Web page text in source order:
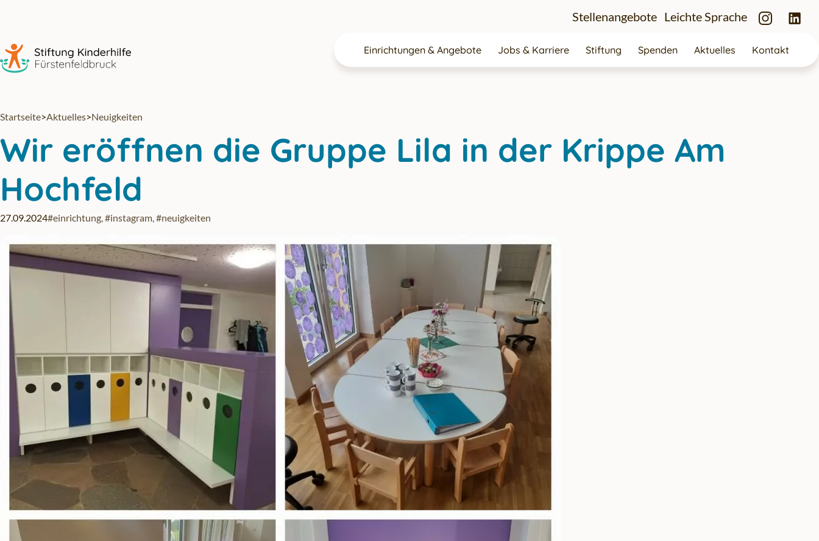
Stellenangebote Leichte Sprache
Einrichtungen & Angebote Jobs & Karriere Stiftung Spenden Aktuelles Kontakt
Startseite>Aktuelles>Neuigkeiten
Wir eröffnen die Gruppe Lila in der Krippe Am
Hochfeld
27.09.2024#einrichtung,#instagram,#neuigkeiten